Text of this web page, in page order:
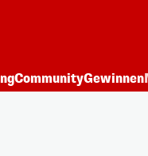
CommunityGewinnen